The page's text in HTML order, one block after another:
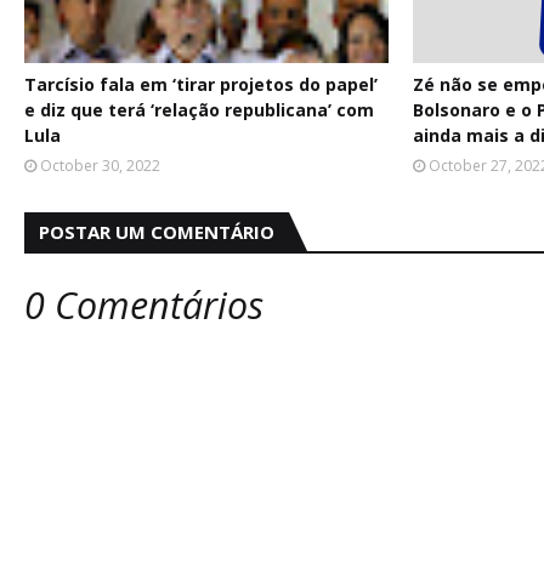
Tarcísio fala em ‘tirar projetos do papel’
e diz que terá ‘relação republicana’ com
Lula
October 30, 2022
Zé não se
Bolsonaro e o
ainda mais a
October 27,
POSTAR UM COMENTÁRIO
0 Comentários